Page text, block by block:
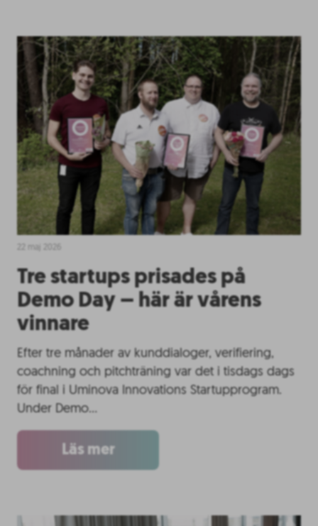
Tre startups prisades på
Demo Day – här är vårens
vinnare
Efter tre månader av kunddialoger, verifiering,
coachning och pitchträning var det i tisdags dags
för final i Uminova Innovations Startupprogram.
Under Demo…
Läs mer